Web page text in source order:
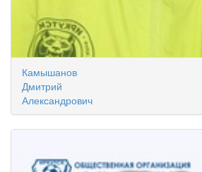
Камышанов
Дмитрий
Александрович